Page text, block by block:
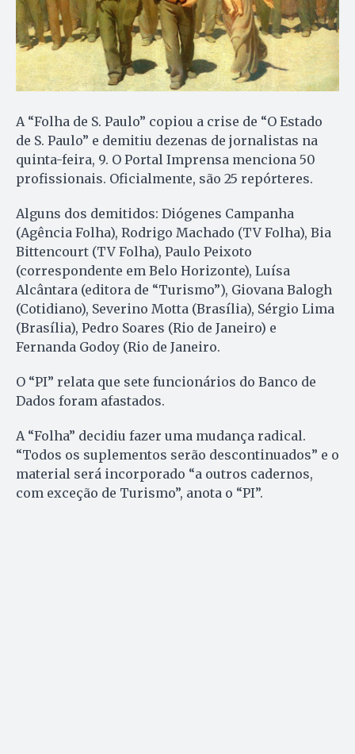
A “Folha de S. Paulo” copiou a crise de “O Estado
de S. Paulo” e demitiu dezenas de jornalistas na
quinta-feira, 9. O Portal Imprensa menciona 50
profissionais. Oficialmente, são 25 repórteres.
Alguns dos demitidos: Diógenes Campanha
(Agência Folha), Rodrigo Machado (TV Folha), Bia
Bittencourt (TV Folha), Paulo Peixoto
(correspondente em Belo Horizonte), Luísa
Alcântara (editora de “Turismo”), Giovana Balogh
(Cotidiano), Severino Motta (Brasília), Sérgio Lima
(Brasília), Pedro Soares (Rio de Janeiro) e
Fernanda Godoy (Rio de Janeiro.
O “PI” relata que sete funcionários do Banco de
Dados foram afastados.
A “Folha” decidiu fazer uma mudança radical.
“Todos os suplementos serão descontinuados” e o
material será incorporado “a outros cadernos,
com exceção de Turismo”, anota o “PI”.